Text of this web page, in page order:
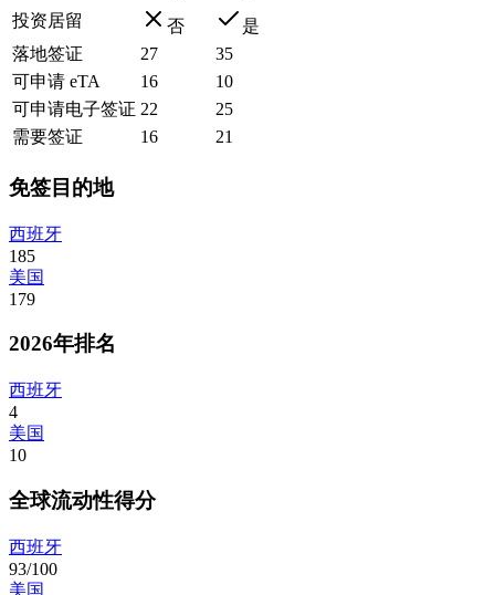
投资居留
否
是
落地签证
27
35
可申请 eTA
16
10
可申请电子签证 22
25
需要签证
16 21
免签目的地
西班牙
185
美国
179
2026年排名
西班牙
4
美国
10
全球流动性得分
西班牙
93/100
美国